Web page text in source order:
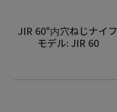
JIR 60°内穴ねじナイフ
モデル: JIR 60